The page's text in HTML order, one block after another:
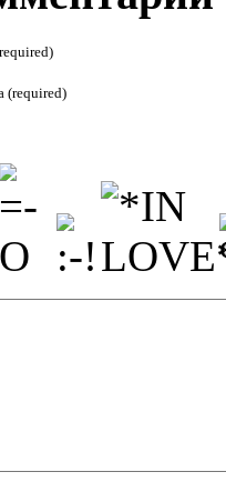
(required)